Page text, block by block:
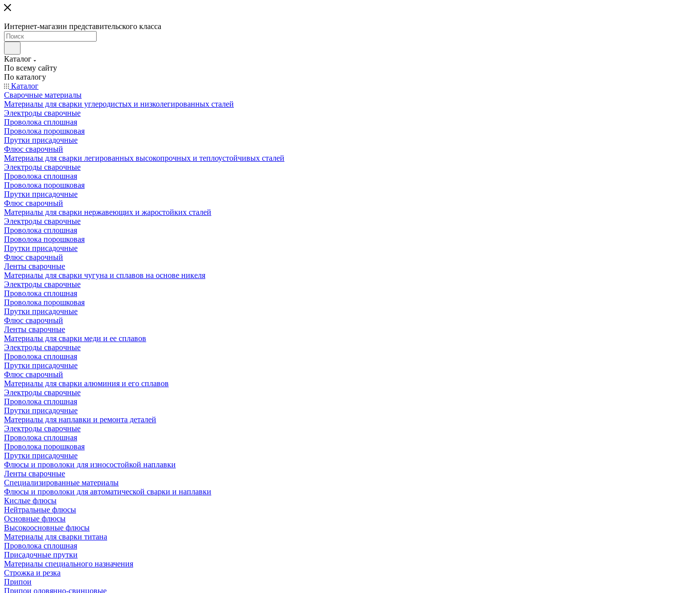
Интернет-магазин представительского класса
Каталог
По всему сайту
По каталогу
Каталог
Сварочные материалы
Материалы для сварки углеродистых и низколегированных сталей
Электроды сварочные
Проволока сплошная
Проволока порошковая
Прутки присадочные
Флюс сварочный
Материалы для сварки легированных высокопрочных и теплоустойчивых сталей
Электроды сварочные
Проволока сплошная
Проволока порошковая
Прутки присадочные
Флюс сварочный
Материалы для сварки нержавеющих и жаростойких сталей
Электроды сварочные
Проволока сплошная
Проволока порошковая
Прутки присадочные
Флюс сварочный
Ленты сварочные
Материалы для сварки чугуна и сплавов на основе никеля
Электроды сварочные
Проволока сплошная
Проволока порошковая
Прутки присадочные
Флюс сварочный
Ленты сварочные
Материалы для сварки меди и ее сплавов
Электроды сварочные
Проволока сплошная
Прутки присадочные
Флюс сварочный
Материалы для сварки алюминия и его сплавов
Электроды сварочные
Проволока сплошная
Прутки присадочные
Материалы для наплавки и ремонта деталей
Электроды сварочные
Проволока сплошная
Проволока порошковая
Прутки присадочные
Флюсы и проволоки для износостойкой наплавки
Ленты сварочные
Специализированные материалы
Флюсы и проволоки для автоматической сварки и наплавки
Кислые флюсы
Нейтральные флюсы
Основные флюсы
Высокоосновные флюсы
Материалы для сварки титана
Проволока сплошная
Присадочные прутки
Материалы специального назначения
Строжка и резка
Припои
Припои оловянно-свинцовые